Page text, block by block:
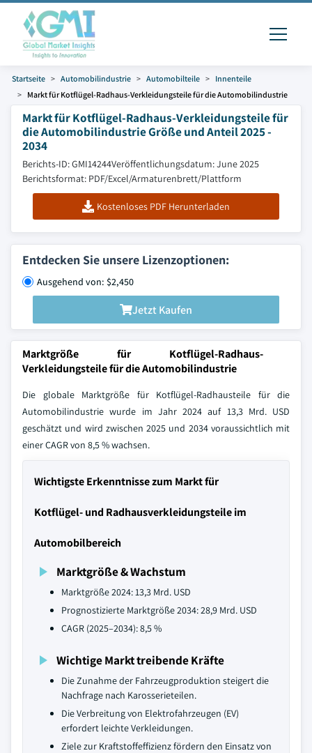
Startseite Automobilindustrie Automobilteile
Innenteile
Markt für Kotflügel-Radhaus-Verkleidungsteile für die Automobilindustrie
Markt für Kotflügel-Radhaus-Verkleidungsteile für
die Automobilindustrie Größe und Anteil 2025 -
2034
Berichts-ID: GMI14244Veröffentlichungsdatum: June 2025
Berichtsformat: PDF/Excel/Armaturenbrett/Plattform
Kostenloses PDF Herunterladen
Entdecken Sie unsere Lizenzoptionen:
Ausgehend von: $2,450
Jetzt Kaufen
Marktgröße für Kotflügel-Radhaus-
Verkleidungsteile für die Automobilindustrie
Die globale Marktgröße für Kotflügel-Radhausteile für die
Automobilindustrie wurde im Jahr 2024 auf 13,3 Mrd. USD
geschätzt und wird zwischen 2025 und 2034 voraussichtlich mit
einer CAGR von 8,5 % wachsen.
Wichtigste Erkenntnisse zum Markt für
Kotflügel- und Radhausverkleidungsteile im
Automobilbereich
Marktgröße & Wachstum
Marktgröße 2024: 13,3 Mrd. USD
Prognostizierte Marktgröße 2034: 28,9 Mrd. USD
CAGR (2025–2034): 8,5 %
Wichtige Markt treibende Kräfte
Die Zunahme der Fahrzeugproduktion steigert die
Nachfrage nach Karosserieteilen.
Die Verbreitung von Elektrofahrzeugen (EV)
erfordert leichte Verkleidungen.
Ziele zur Kraftstoffeffizienz fördern den Einsatz von